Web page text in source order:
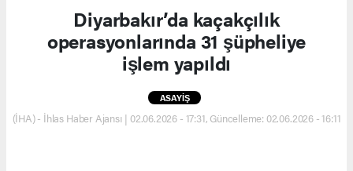
Diyarbakır’da kaçakçılık
operasyonlarında 31 şüpheliye
işlem yapıldı
ASAYİŞ
(İHA) - İhlas Haber Ajansı | 02.06.2026 - 17:31, Güncelleme: 02.06.2026 - 16:11